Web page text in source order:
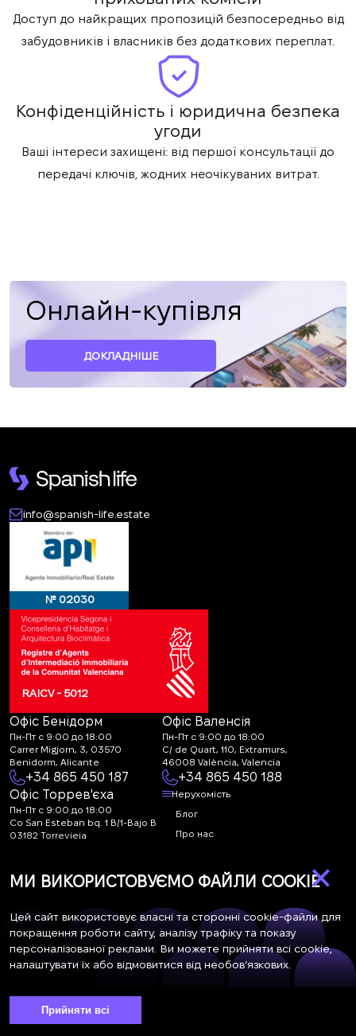
Доступ до найкращих пропозицій безпосередньо від
забудовників і власників без додаткових переплат.
Конфіденційність і юридична безпека
угоди
Ваші інтереси захищені: від першої консультації до
передачі ключів, жодних неочікуваних витрат.
Онлайн-купівля
ДОКЛАДНІШЕ
info@spanish-life.estate
№ 02030
RAICV - 5012
Офіс Бенідорм
Пн-Пт с 9:00 до 18:00
Carrer Migjorn, 3, 03570
Benidorm, Alicante
+34 865 450 187
Офіс Валенсія
Пн-Пт с 9:00 до 18:00
C/ de Quart, 110, Extramurs,
46008 València, Valencia
+34 865 450 188
Офіс Торрев'єха
Пн-Пт с 9:00 до 18:00
Co San Esteban bq. 1 B/1-Bajo B
03182 Torrevieja
life.estate
Нерухомість
Блог
Про нас
Контакти
Підпишіться на наші новини. Щотижнева розсилка
×
МИ ВИКОРИСТОВУЄМО ФАЙЛИ COOKIE
Цей сайт використовує власні та сторонні cookie-файли для
покращення роботи сайту, аналізу трафіку та показу
персоналізованої реклами. Ви можете прийняти всі cookie,
налаштувати їх або відмовитися від необов’язкових.
Прийняти всі